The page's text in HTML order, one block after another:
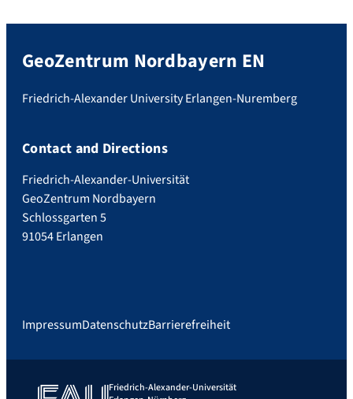
GeoZentrum Nordbayern EN
Friedrich-Alexander University Erlangen-Nuremberg
Contact and Directions
Friedrich-Alexander-Universität
GeoZentrum Nordbayern
Schlossgarten 5
91054 Erlangen
ImpressumDatenschutzBarrierefreiheit
Friedrich-Alexander-Universität